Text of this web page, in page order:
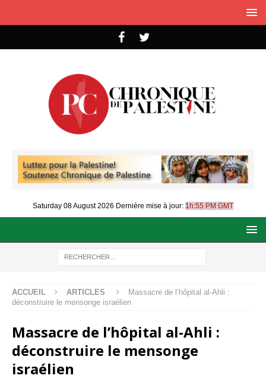
Saturday 08 August 2026 Dernière mise à jour: 1h:55 PM GMT
ACCUEIL ARTICLES
Massacre de l’hôpital al-Ahli :
déconstruire le mensonge israélien
Massacre de l’hôpital al-Ahli :
déconstruire le mensonge
israélien